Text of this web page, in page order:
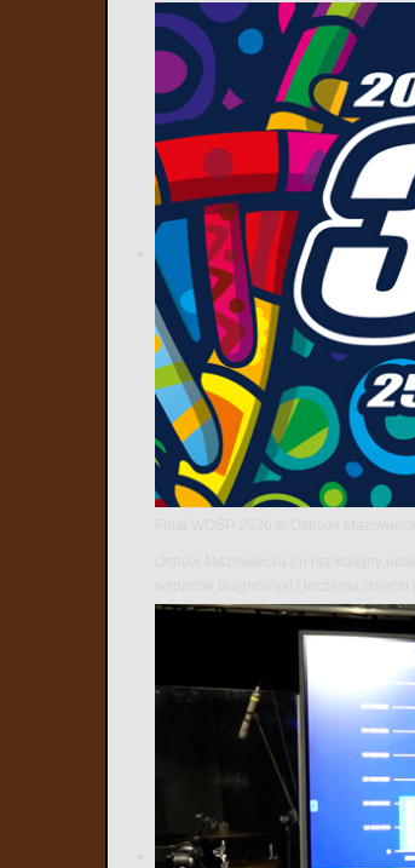
wsparcie diagnostyki i leczenia